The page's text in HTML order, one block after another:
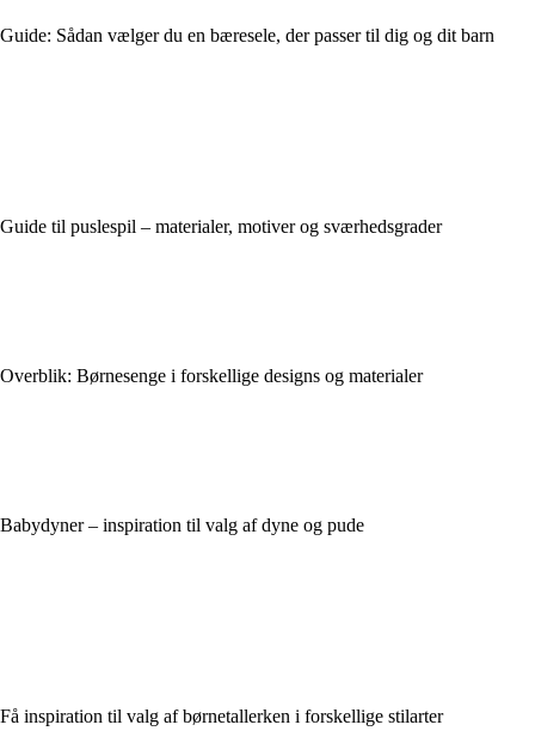
Guide: Sådan vælger du en bæresele, der passer til dig og dit barn
Guide til puslespil – materialer, motiver og sværhedsgrader
Overblik: Børnesenge i forskellige designs og materialer
Babydyner – inspiration til valg af dyne og pude
Få inspiration til valg af børnetallerken i forskellige stilarter